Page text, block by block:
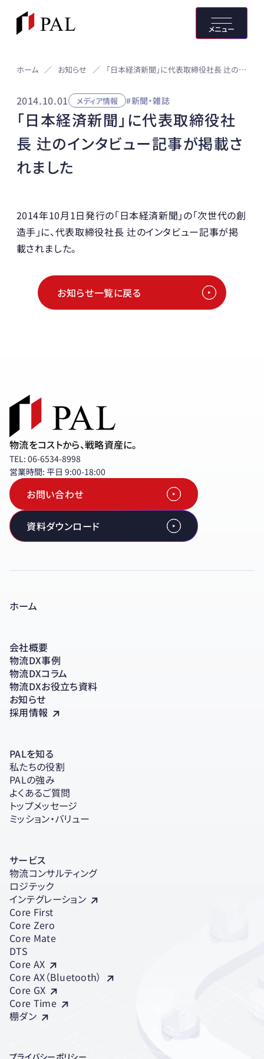
メニュー
ホーム ／ お知らせ ／ 「日本経済新聞」に代表取締役社長 辻のインタビュー記事が掲載されました
2014.10.01 メディア情報 #新聞・雑誌
「日本経済新聞」に代表取締役社
長 辻のインタビュー記事が掲載さ
れました
2014年10月1日発行の「日本経済新聞」の「次世代の創
造手」に、代表取締役社長 辻のインタビュー記事が掲
載されました。
お知らせ一覧に戻る
物流をコストから、戦略資産に。
TEL: 06-6534-8998
営業時間: 平日 9:00-18:00
お問い合わせ
資料ダウンロード
ホーム
会社概要
物流DX事例
物流DXコラム
物流DXお役立ち資料
お知らせ
採用情報
PALを知る
私たちの役割
PALの強み
よくあるご質問
トップメッセージ
ミッション・バリュー
サービス
物流コンサルティング
ロジテック
インテグレーション
Core First
Core Zero
Core Mate
DTS
Core AX
Core AX（Bluetooth）
Core GX
Core Time
棚ダン
プライバシーポリシー